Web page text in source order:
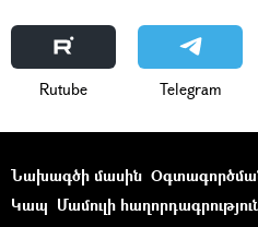
Rutube Telegram
Նախագծի մասին
Կապ Մամուլի